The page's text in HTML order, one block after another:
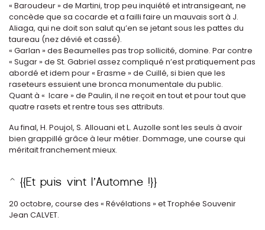
« Baroudeur » de Martini, trop peu inquiété et intransigeant, ne
concède que sa cocarde et a failli faire un mauvais sort à J.
Aliaga, qui ne doit son salut qu’en se jetant sous les pattes du
taureau (nez dévié et cassé).
« Garlan » des Beaumelles pas trop sollicité, domine. Par contre
« Sugar » de St. Gabriel assez compliqué n’est pratiquement pas
abordé et idem pour « Erasme » de Cuillé, si bien que les
raseteurs essuient une bronca monumentale du public.
Quant à « Icare » de Paulin, il ne reçoit en tout et pour tout que
quatre rasets et rentre tous ses attributs.
Au final, H. Poujol, S. Allouani et L. Auzolle sont les seuls à avoir
bien grappillé grâce à leur métier. Dommage, une course qui
méritait franchement mieux.
20 octobre, course des « Révélations » et Trophée Souvenir
Jean CALVET.